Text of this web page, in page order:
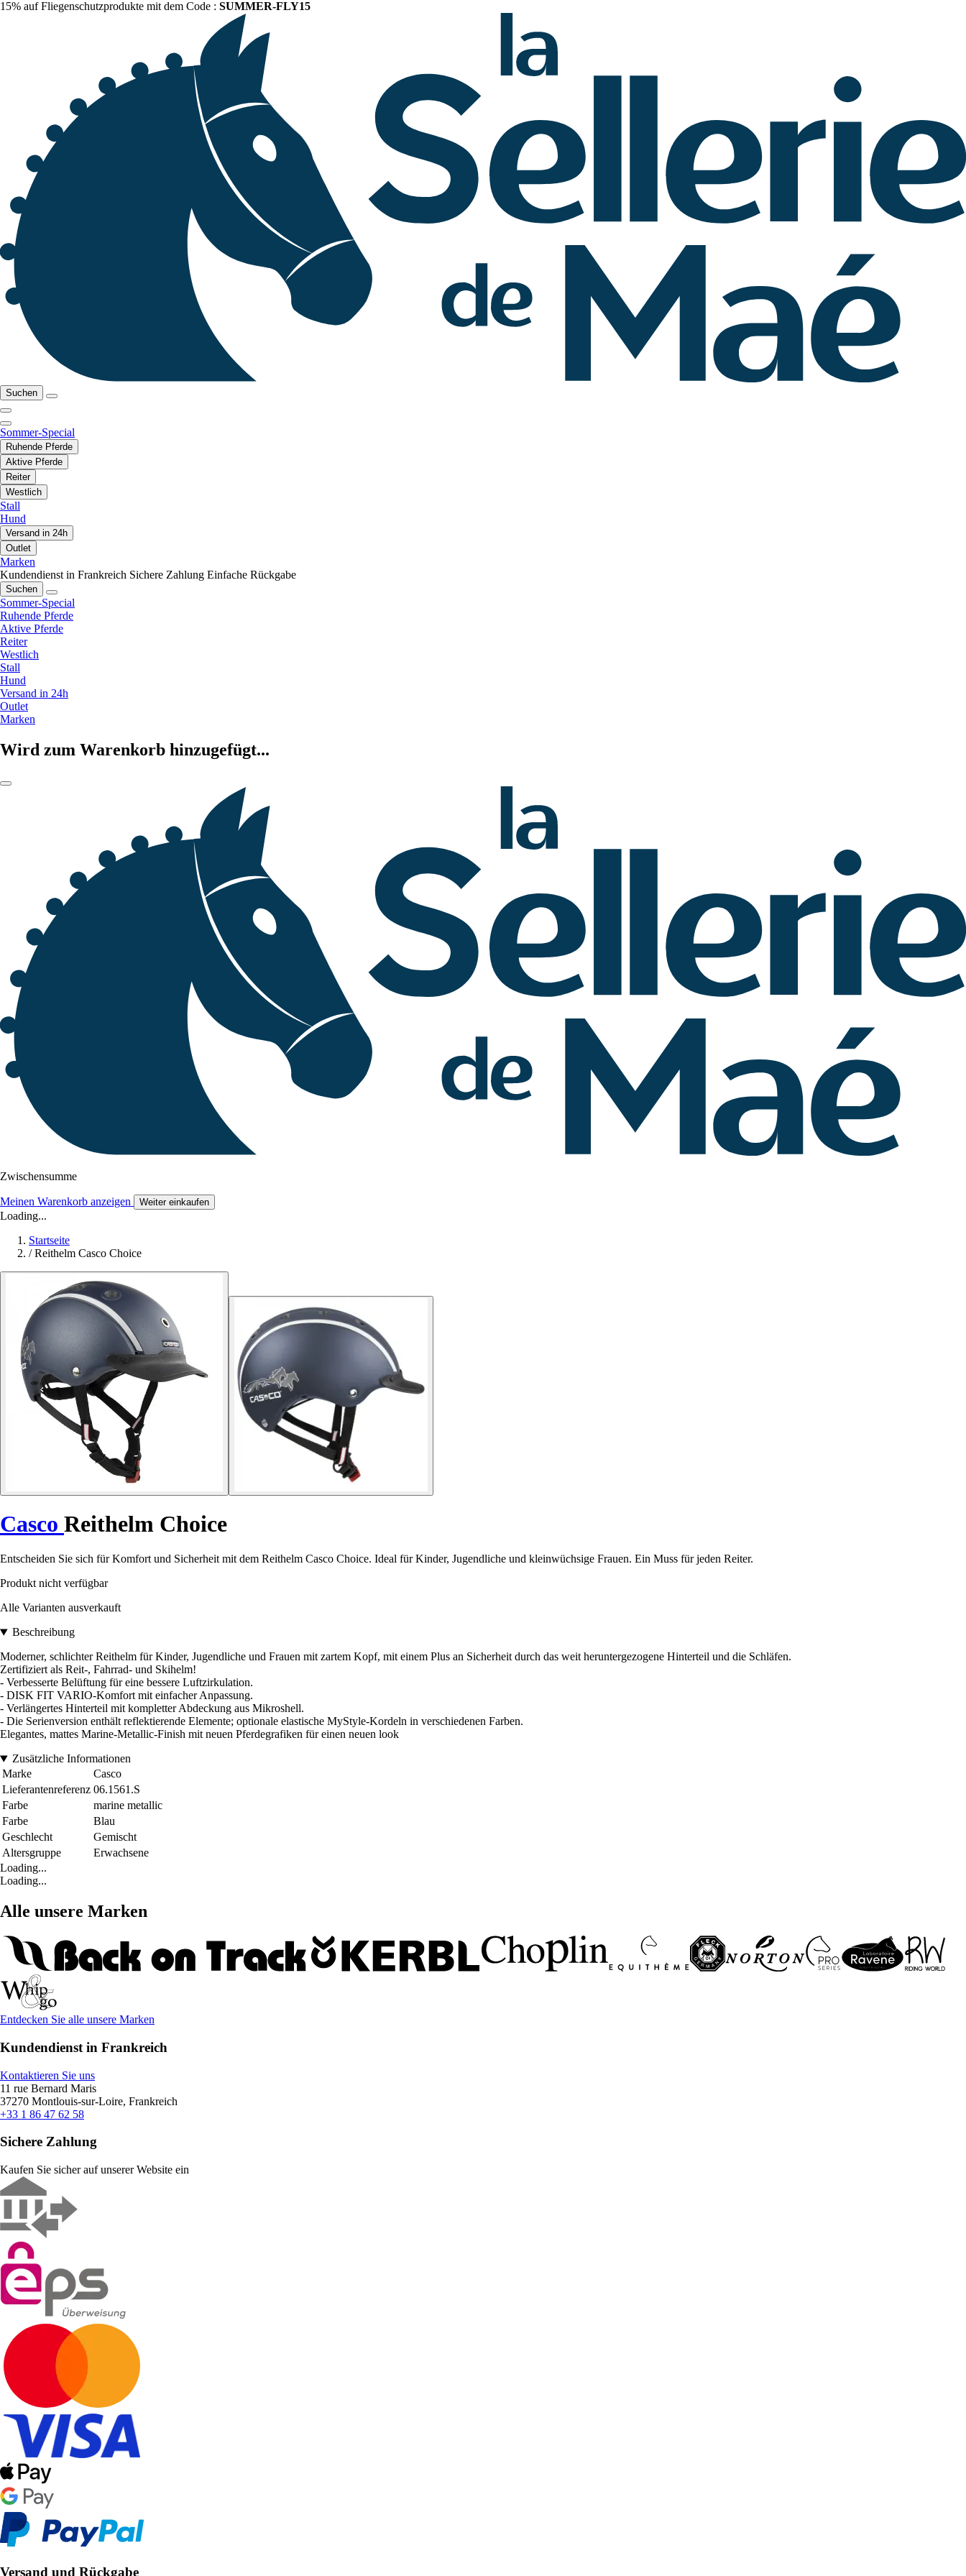
15% auf Fliegenschutzprodukte mit dem Code : SUMMER-FLY15
Suchen
Sommer-Special
Ruhende Pferde
Aktive Pferde
Reiter
Westlich
Stall
Hund
Versand in 24h
Outlet
Marken
Kundendienst in Frankreich Sichere Zahlung Einfache Rückgabe
Suchen
Sommer-Special
Ruhende Pferde
Aktive Pferde
Reiter
Westlich
Stall
Hund
Versand in 24h
Outlet
Marken
Wird zum Warenkorb hinzugefügt...
Zwischensumme
Meinen Warenkorb anzeigen Weiter einkaufen
Loading...
Startseite
/ Reithelm Casco Choice
Casco Reithelm Choice
Entscheiden Sie sich für Komfort und Sicherheit mit dem Reithelm Casco Choice. Ideal für Kinder, Jugendliche und kleinwüchsige Frauen. Ein Muss für jeden Reiter.
Produkt nicht verfügbar
Alle Varianten ausverkauft
Beschreibung
Moderner, schlichter Reithelm für Kinder, Jugendliche und Frauen mit zartem Kopf, mit einem Plus an Sicherheit durch das weit heruntergezogene Hinterteil und die Schläfen.
Zertifiziert als Reit-, Fahrrad- und Skihelm!
- Verbesserte Belüftung für eine bessere Luftzirkulation.
- DISK FIT VARIO-Komfort mit einfacher Anpassung.
- Verlängertes Hinterteil mit kompletter Abdeckung aus Mikroshell.
- Die Serienversion enthält reflektierende Elemente; optionale elastische MyStyle-Kordeln in verschiedenen Farben.
Elegantes, mattes Marine-Metallic-Finish mit neuen Pferdegrafiken für einen neuen look
Zusätzliche Informationen
Marke
Casco
Lieferantenreferenz 06.1561.S
Farbe
marine metallic
Farbe
Blau
Geschlecht
Gemischt
Altersgruppe
Erwachsene
Loading...
Loading...
Alle unsere Marken
Entdecken Sie alle unsere Marken
Kundendienst in Frankreich
Kontaktieren Sie uns
11 rue Bernard Maris
37270 Montlouis-sur-Loire, Frankreich
+33 1 86 47 62 58
Sichere Zahlung
Kaufen Sie sicher auf unserer Website ein
Versand und Rückgabe